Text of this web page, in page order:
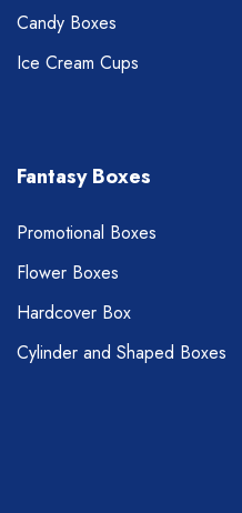
Candy Boxes
Ice Cream Cups
Fantasy Boxes
Promotional Boxes
Flower Boxes
Hardcover Box
Cylinder and Shaped Boxes